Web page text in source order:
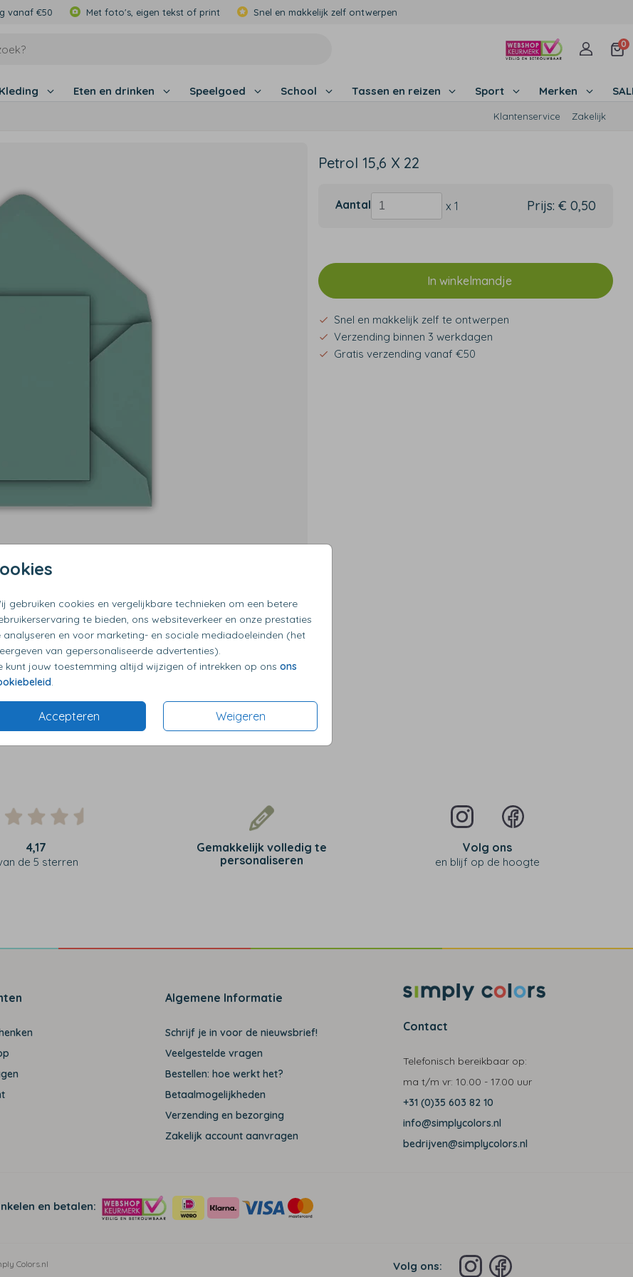
vanaf €50 Met foto's, eigen tekst of print Snel en makkelijk zelf ontwerpen
0
Kleding Eten en drinken Speelgoed School Tassen en reizen Sport Merken
Klantenservice Zakelijk
gebruiken cookies en vergelijkbare technieken om een betere
te bieden, ons websiteverkeer en onze prestaties
analyseren en voor marketing- en sociale mediadoeleinden (het
van gepersonaliseerde advertenties).
kunt jouw toestemming altijd wijzigen of intrekken op ons ons
Accepteren Weigeren
Petrol 15,6 X 22
Aantal x 1 Prijs: € 0,50
In winkelmandje
Snel en makkelijk zelf te ontwerpen
Verzending binnen 3 werkdagen
Gratis verzending vanaf €50
4,17
de 5 sterren
Gemakkelijk volledig te
personaliseren
Volg ons
en blijf op de hoogte
Algemene Informatie
Schrijf je in voor de nieuwsbrief!
Veelgestelde vragen
Bestellen: hoe werkt het?
Betaalmogelijkheden
Verzending en bezorging
Zakelijk account aanvragen
Contact
Telefonisch bereikbaar op:
ma t/m vr: 10.00 - 17.00 uur
+31 (0)35 603 82 10
info@simplycolors.nl
bedrijven@simplycolors.nl
en betalen:
Colors.nl Volg ons: